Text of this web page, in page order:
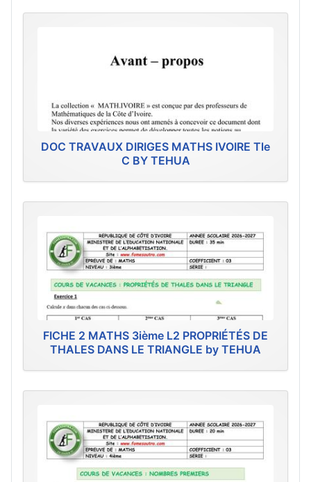
DOC TRAVAUX DIRIGES MATHS IVOIRE Tle
C BY TEHUA
FICHE 2 MATHS 3ième L2 PROPRIÉTÉS DE
THALES DANS LE TRIANGLE by TEHUA